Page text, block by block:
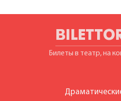
Билеты в театр, на